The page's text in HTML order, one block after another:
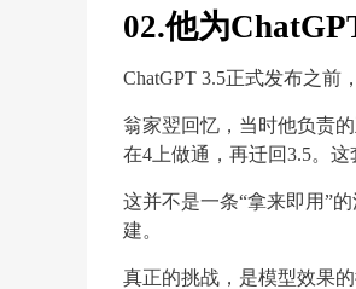
02.他为
ChatGPT 3.5正式发布之前
翁家翌回忆，当时他负责
在4上做通，再迁回3.5。这
这并不是一条“拿来即用”
建。
真正的挑战，是模型效果